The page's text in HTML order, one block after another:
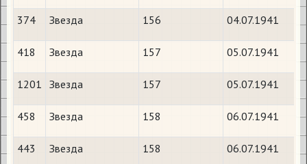
374 Звезда 156 04.07.1941
418 Звезда 157 05.07.1941
1201 Звезда 157 05.07.1941
458 Звезда 158 06.07.1941
443 Звезда 158 06.07.1941